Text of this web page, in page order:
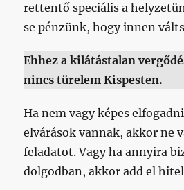
rettentő speciális a
se pénzünk, hogy innen
Ehhez a kilátástalan
nincs türelem Kispesten.
Ha nem vagy képes
elvárások vannak, akkor ne
feladatot. Vagy ha annyira
dolgodban, akkor add el